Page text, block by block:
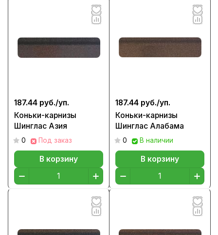
187.44 руб./уп.
Коньки-карнизы
Шинглас Азия
0 Под заказ
В корзину
187.44 руб./уп.
Коньки-карнизы
Шинглас Алабама
0 В наличии
В корзину